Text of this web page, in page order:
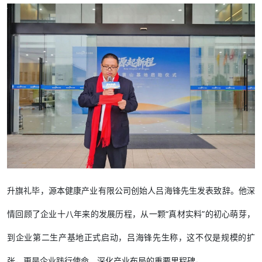
升旗礼毕，源本健康产业有限公司创始人吕海锋先生发表致辞。他深
情回顾了企业十八年来的发展历程，从一颗“真材实料”的初心萌芽，
到企业第二生产基地正式启动，吕海锋先生称，这不仅是规模的扩